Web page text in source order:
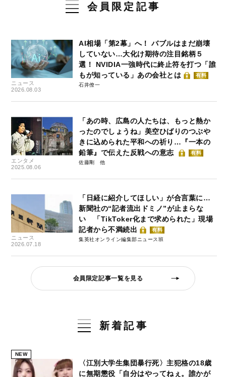
会員限定記事
ニュース
2026.08.03
AI相場「第2幕」へ！ バブルはまだ崩壊
していない…大化け期待の注目銘柄５
選！ NVIDIA一強時代に終止符を打つ「誰
もが知っている」あの会社とは
有料
石井僚一
エンタメ
2025.08.06
「あの時、広島の人たちは、もっと熱か
ったのでしょうね」美空ひばりのつぶや
きに込められた平和への祈り…『一本の
鉛筆』で伝えた反戦への意志
有料
佐藤剛
ニュース
2026.07.18
「日経に紹介してほしい」が合言葉に…
新聞社の“記者流出ドミノ”が止まらな
い 「TikToker化まで求められた」現場
記者から不満続出
有料
集英社オンライン編集部ニュース班
会員限定記事一覧を見る
新着記事
NEW
〈江別大学生集団暴行死〉主犯格の18歳
に無期懲役「自分はやってねぇ。誰かが